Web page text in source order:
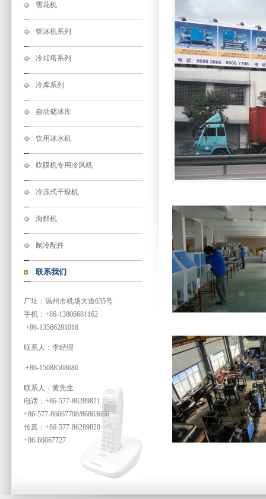
雪花机
管冰机系列
冷却塔系列
冷库系列
自动储冰库
饮用冰水机
吹膜机专用冷风机
冷冻式干燥机
海鲜机
制冷配件
联系我们
厂址：温州市机场大道635号
手机：+86-13806681162
+86-13566281016
联系人：李经理
+86-15088568686
联系人：黄先生
电话：+86-577-86289821
+86-577-86067708/86863666
传真：+86-577-86289820
+86-86067727